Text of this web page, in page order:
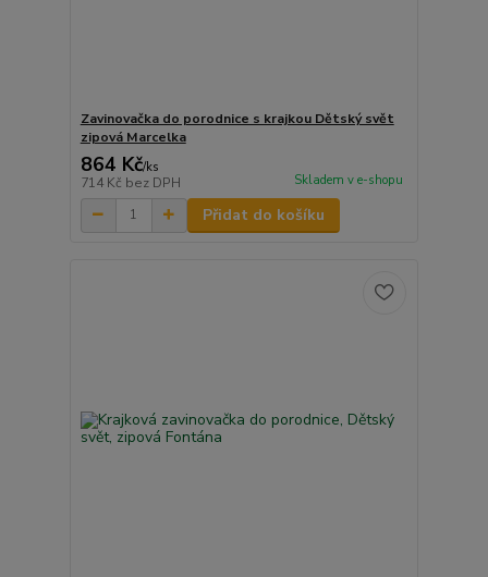
Zavinovačka do porodnice s krajkou Dětský svět
zipová Marcelka
864 Kč/ks
714 Kč bez DPH Skladem v e-shopu
Přidat do košíku